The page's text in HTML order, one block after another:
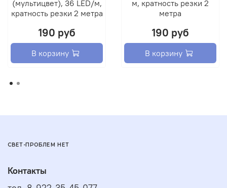
(мультицвет), 36 LED/м,
кратность резки 2 метра
190 руб
В корзину
м, кратность резки 2
метра
190 руб
В корзину
СВЕТ-ПРОБЛЕМ НЕТ
Контакты